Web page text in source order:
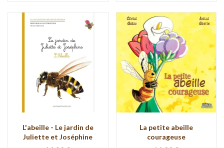
L'abeille - Le jardin de
Juliette et Joséphine
La petite abeille
courageuse